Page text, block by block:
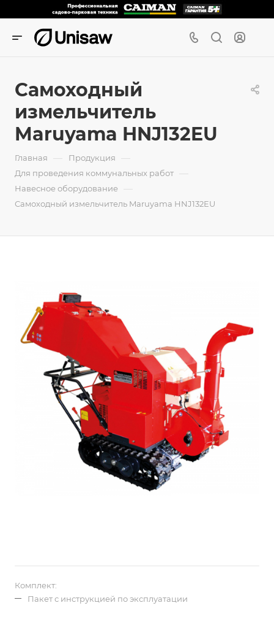
Самоходный
измельчитель
Maruyama HNJ132EU
Главная — Продукция —
Для проведения коммунальных работ —
Навесное оборудование —
Самоходный измельчитель Maruyama HNJ132EU
Комплект:
Пакет с инструкцией по эксплуатации